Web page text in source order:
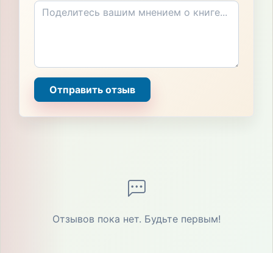
Отправить отзыв
Отзывов пока нет. Будьте первым!